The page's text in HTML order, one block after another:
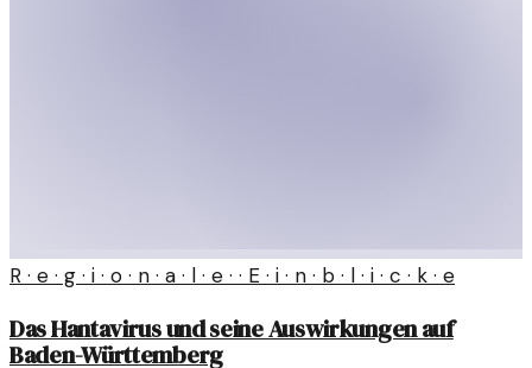
R · e · g · i · o · n · a · l · e · · E · i · n · b · l · i · c · k · e
Das Hantavirus und seine Auswirkungen auf
Baden-Württemberg